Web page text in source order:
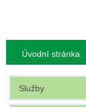
Úvodní stránka
Služby